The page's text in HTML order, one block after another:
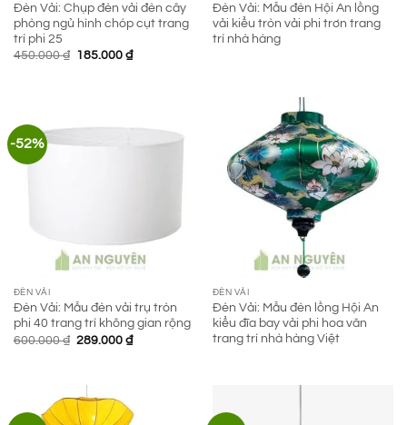
Đèn Vải: Chụp đèn vải đèn cây
phòng ngủ hình chóp cụt trang
trí phi 25
450.000₫ Giá
185.000 ₫Giá
Đèn Vải: Mẫu đèn Hội An lồng
vải kiểu tròn vải phi trơn trang
trí nhà hàng
-52%
ĐÈN VẢI
Đèn Vải: Mẫu đèn vải trụ tròn
phi 40 trang trí không gian rộng
600.000₫ Giá
289.000 ₫Giá
ĐÈN VẢI
Đèn Vải: Mẫu đèn lồng Hội An
kiểu đĩa bay vải phi hoa văn
trang trí nhà hàng Việt